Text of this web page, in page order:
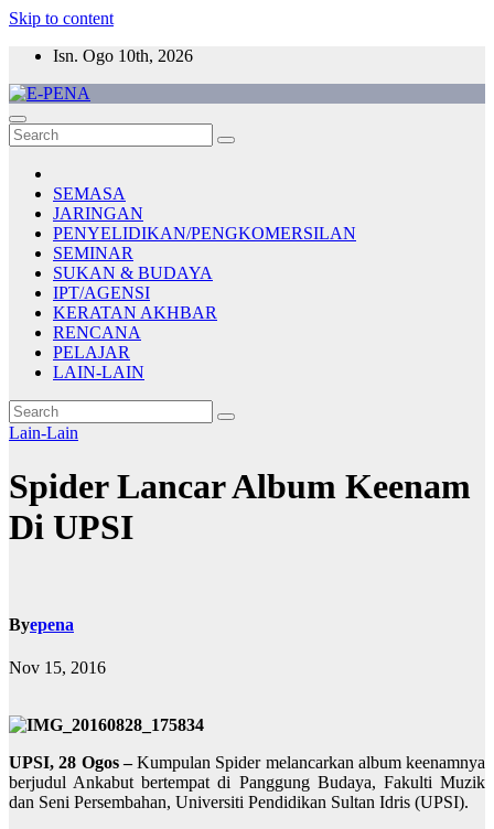
Skip to content
Isn. Ogo 10th, 2026
E-PENA
Berita Digital Terkini
SEMASA
JARINGAN
PENYELIDIKAN/PENGKOMERSILAN
SEMINAR
SUKAN & BUDAYA
IPT/AGENSI
KERATAN AKHBAR
RENCANA
PELAJAR
LAIN-LAIN
Lain-Lain
Spider Lancar Album Keenam
Di UPSI
Byepena
Nov 15, 2016
UPSI, 28 Ogos –Kumpulan Spider melancarkan album keenamnya
berjudul Ankabut bertempat di Panggung Budaya, Fakulti Muzik
dan Seni Persembahan, Universiti Pendidikan Sultan Idris (UPSI).